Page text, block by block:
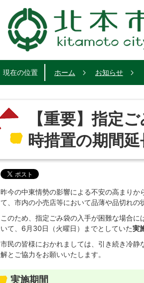
現在の位置 ホーム お知らせ
【重要】指定
時措置の期間
昨今の中東情勢の影響による不安の高まり
て、市内の小売店等において品薄や品切れの
このため、指定ごみ袋の入手が困難な場合
いて、6月30日（火曜日）までとしていた実
市民の皆様におかれましては、引き続き冷
解とご協力をお願いいたします。
実施期間